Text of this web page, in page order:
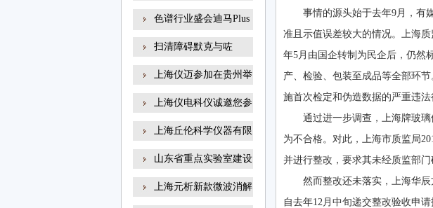
色谱行业盛会迪马Plus
扫清障碍默克与咗
上海仪迈参加在贵州举
上海仪电科仪诚邀您参
上海丘伦科学仪器有限
山东省重点实验室建设
上海元析新款微波消解
事情的源头始于去年9月，有
准且示值误差较大的情况。上海
年5月由国企转制为民企后，仍然
产、检验、包装至成品等全部环
施首次检定和伪造数据的严重违法
通过进一步调查，上海牌玻
为不合格。对此，上海市质监局
并进行整改，要求其未经质监部
然而整改还未落实，上海华
自去年12月中旬递交整改验收申